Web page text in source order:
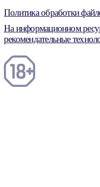
Политика обработки
На информационном
рекомендательные